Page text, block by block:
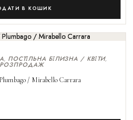
В КОШИК
, ПОСТІЛЬНА БІЛИЗНА / КВІТИ,
РОЗПРОДАЖ
/ Mirabello Carrara